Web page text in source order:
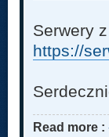
Serwery
https://
Read more :